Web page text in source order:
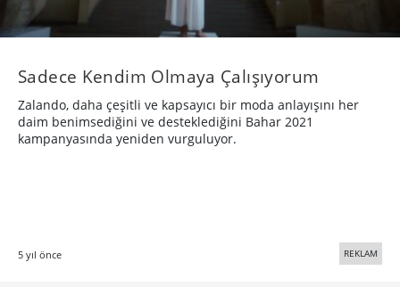
5 yıl önce